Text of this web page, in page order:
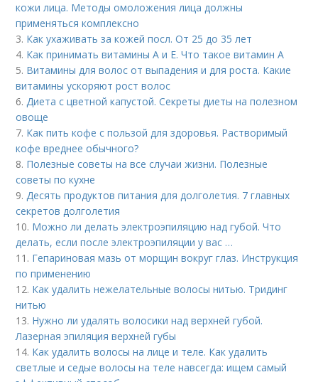
кожи лица. Методы омоложения лица должны
применяться комплексно
3. Как ухаживать за кожей посл. От 25 до 35 лет
4. Как принимать витамины А и Е. Что такое витамин А
5. Витамины для волос от выпадения и для роста. Какие
витамины ускоряют рост волос
6.Диета с цветной капустой. Секреты диеты на полезном
овоще
7. Как пить кофе с пользой для здоровья. Растворимый
кофе вреднее обычного?
8. Полезные советы на все случаи жизни. Полезные
советы по кухне
9.Десять продуктов питания для долголетия. 7 главных
секретов долголетия
10. Можно ли делать электроэпиляцию над губой. Что
делать, если после электроэпиляции у вас …
11. Гепариновая мазь от морщин вокруг глаз. Инструкция
по применению
12. Как удалить нежелательные волосы нитью. Тридинг
нитью
13. Нужно ли удалять волосики над верхней губой.
Лазерная эпиляция верхней губы
14. Как удалить волосы на лице и теле. Как удалить
светлые и седые волосы на теле навсегда: ищем самый